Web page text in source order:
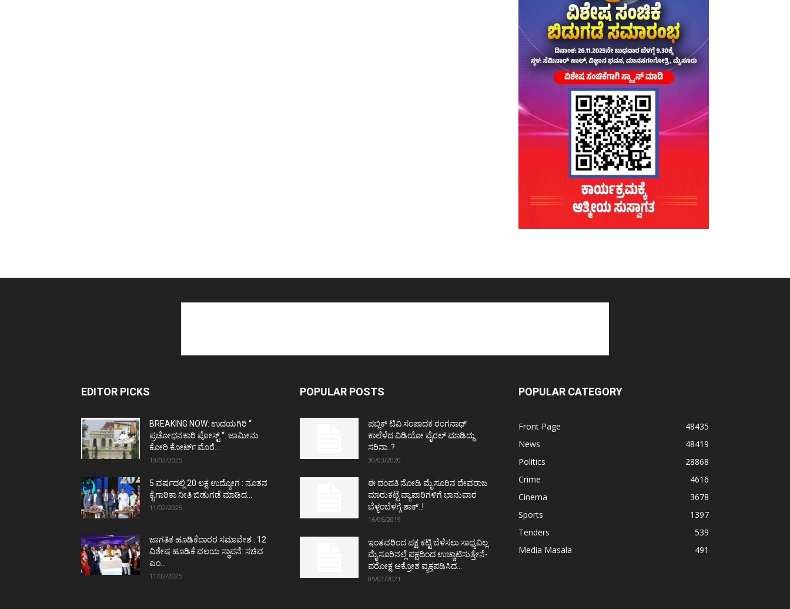
EDITOR PICKS
BREAKING NOW: ಉದಯಗಿರಿ “
ಪ್ರಚೋಧನಕಾರಿ ಪೋಸ್ಟ್‌ “: ಜಾಮೀನು
ಕೋರಿ ಕೋರ್ಟ್‌ ಮೊರೆ...
13/02/2025
5 ವರ್ಷದಲ್ಲಿ 20 ಲಕ್ಷ ಉದ್ಯೋಗ : ನೂತನ
ಕೈಗಾರಿಕಾ ನೀತಿ ಬಿಡುಗಡೆ ಮಾಡಿದ...
11/02/2025
ಜಾಗತಿಕ ಹೂಡಿಕೆದಾರರ ಸಮಾವೇಶ : 12
ವಿಶೇಷ ಹೂಡಿಕೆ ವಲಯ ಸ್ಥಾಪನೆ: ಸಚಿವ
ಎಂ...
11/02/2025
POPULAR POSTS
ಪಬ್ಲಿಕ್ ಟಿವಿ ಸಂಪಾದಕ ರಂಗನಾಥ್
ಕಾಲೆಳೆದ ವಿಡಿಯೋ ವೈರಲ್ ಮಾಡಿದ್ದು
ಸರಿನಾ..?
30/03/2020
ಈ ದಂಪತಿ ನೋಡಿ ಮೈಸೂರಿನ ದೇವರಾಜ
ಮಾರುಕಟ್ಟೆ ವ್ಯಾಪಾರಿಗಳಿಗೆ ಭಾನುವಾರ
ಬೆಳ್ಳಂಬೆಳಗ್ಗೆ ಶಾಕ್..!
16/06/2019
ಇಂತವರಿಂದ ಪಕ್ಷ ಕಟ್ಟಿ ಬೆಳೆಸಲು ಸಾಧ್ಯವಿಲ್ಲ:
ಮೈಸೂರಿನಲ್ಲೆ ಪಕ್ಷದಿಂದ ಉಚ್ಚಾಟಿಸುತ್ತೇನೆ-
ಪರೋಕ್ಷ ಆಕ್ರೋಶ ವ್ಯಕ್ತಪಡಿಸಿದ...
05/01/2021
POPULAR CATEGORY
Front Page
48435
News
48419
Politics
28868
Crime
4616
Cinema
3678
Sports
1397
Tenders
539
Media Masala
491